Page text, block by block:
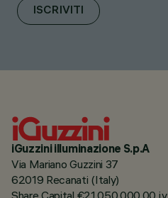
ISCRIVITI
iGuzzini illuminazione S.p.A
Via Mariano Guzzini 37
62019 Recanati (Italy)
Share Capital €21.050.000,00 i.v.